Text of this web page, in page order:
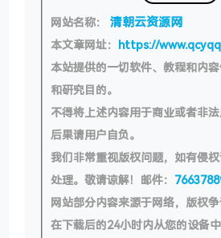
网站名称： 清朝云资源网
本文章网址： https://
本站提供的一切软件、教程和内
和研究目的。
不得将上述内容用于商业或者非
后果请用户自负。
我们非常重视版权问题，如有侵
处理。敬请谅解！邮件：
网站部分内容来源于网络，版权
在下载后的24小时内从您的设备